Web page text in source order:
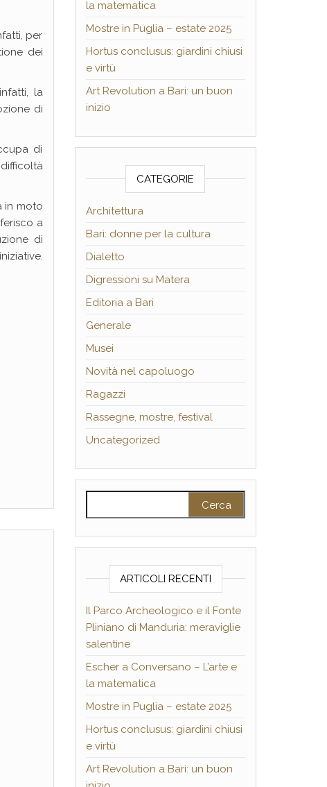
per
dei
la
di
di
in moto
a
di
la matematica
Mostre in Puglia – estate 2025
Hortus conclusus: giardini chiusi
e virtù
Art Revolution a Bari: un buon
inizio
CATEGORIE
Architettura
Bari: donne per la cultura
Dialetto
Digressioni su Matera
Editoria a Bari
Generale
Musei
Novità nel capoluogo
Ragazzi
Rassegne, mostre, festival
Uncategorized
ARTICOLI RECENTI
Il Parco Archeologico e il Fonte
Pliniano di Manduria: meraviglie
salentine
Escher a Conversano – L’arte e
la matematica
Mostre in Puglia – estate 2025
Hortus conclusus: giardini chiusi
e virtù
Art Revolution a Bari: un buon